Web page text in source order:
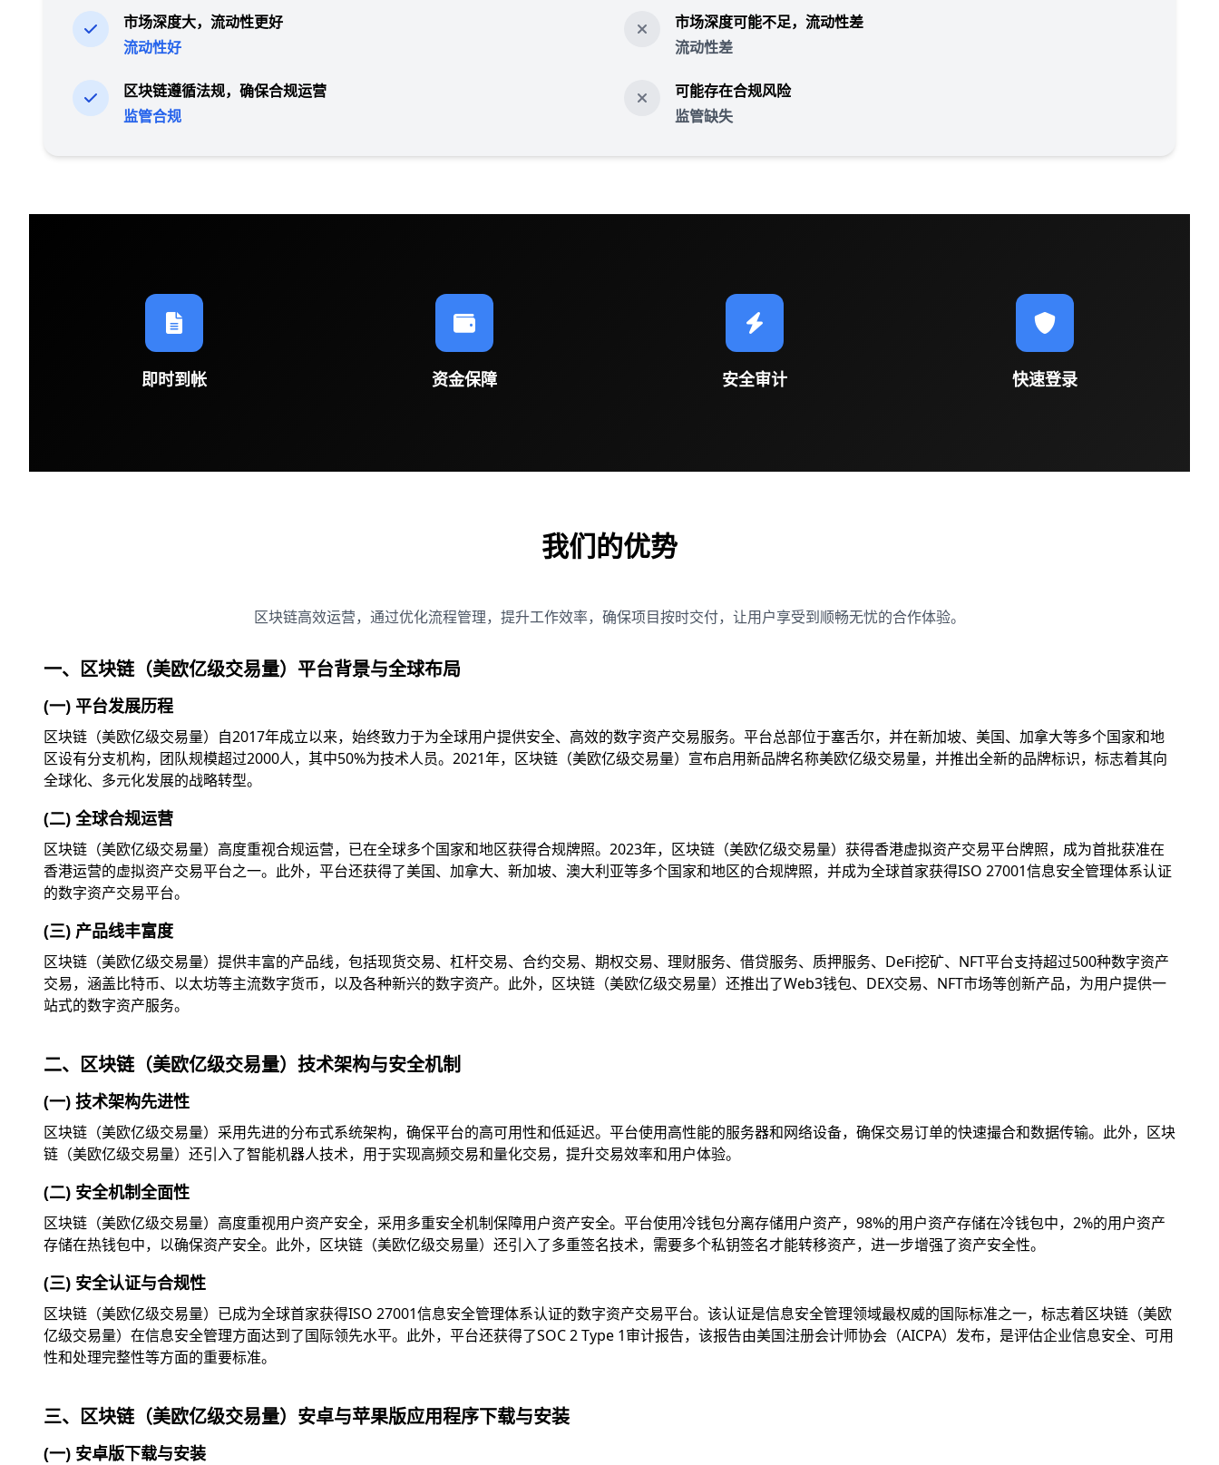
市场深度大，流动性更好
流动性好
区块链遵循法规，确保合规运营
监管合规
市场深度可能不足，流动性差
流动性差
可能存在合规风险
监管缺失
即时到帐 资金保障 安全审计 快速登录
我们的优势
区块链高效运营，通过优化流程管理，提升工作效率，确保项目按时交付，让用户享受到顺畅无忧的合作体验。
一、区块链（美欧亿级交易量）平台背景与全球布局
(一) 平台发展历程
区块链（美欧亿级交易量）自2017年成立以来，始终致力于为全球用户提供安全、高效的数字资产交易服务。平台总部位于塞舌尔，并在新加坡、美国、加拿大等多个国家和地
区设有分支机构，团队规模超过2000人，其中50%为技术人员。2021年，区块链（美欧亿级交易量）宣布启用新品牌名称美欧亿级交易量，并推出全新的品牌标识，标志着其向
全球化、多元化发展的战略转型。
(二) 全球合规运营
区块链（美欧亿级交易量）高度重视合规运营，已在全球多个国家和地区获得合规牌照。2023年，区块链（美欧亿级交易量）获得香港虚拟资产交易平台牌照，成为首批获准在
香港运营的虚拟资产交易平台之一。此外，平台还获得了美国、加拿大、新加坡、澳大利亚等多个国家和地区的合规牌照，并成为全球首家获得ISO 27001信息安全管理体系认证
的数字资产交易平台。
(三) 产品线丰富度
区块链（美欧亿级交易量）提供丰富的产品线，包括现货交易、杠杆交易、合约交易、期权交易、理财服务、借贷服务、质押服务、DeFi挖矿、NFT平台支持超过500种数字资产
交易，涵盖比特币、以太坊等主流数字货币，以及各种新兴的数字资产。此外，区块链（美欧亿级交易量）还推出了Web3钱包、DEX交易、NFT市场等创新产品，为用户提供一
站式的数字资产服务。
二、区块链（美欧亿级交易量）技术架构与安全机制
(一) 技术架构先进性
区块链（美欧亿级交易量）采用先进的分布式系统架构，确保平台的高可用性和低延迟。平台使用高性能的服务器和网络设备，确保交易订单的快速撮合和数据传输。此外，区块
链（美欧亿级交易量）还引入了智能机器人技术，用于实现高频交易和量化交易，提升交易效率和用户体验。
(二) 安全机制全面性
区块链（美欧亿级交易量）高度重视用户资产安全，采用多重安全机制保障用户资产安全。平台使用冷钱包分离存储用户资产，98%的用户资产存储在冷钱包中，2%的用户资产
存储在热钱包中，以确保资产安全。此外，区块链（美欧亿级交易量）还引入了多重签名技术，需要多个私钥签名才能转移资产，进一步增强了资产安全性。
(三) 安全认证与合规性
区块链（美欧亿级交易量）已成为全球首家获得ISO 27001信息安全管理体系认证的数字资产交易平台。该认证是信息安全管理领域最权威的国际标准之一，标志着区块链（美欧
亿级交易量）在信息安全管理方面达到了国际领先水平。此外，平台还获得了SOC 2 Type 1审计报告，该报告由美国注册会计师协会（AICPA）发布，是评估企业信息安全、可用
性和处理完整性等方面的重要标准。
三、区块链（美欧亿级交易量）安卓与苹果版应用程序下载与安装
(一) 安卓版下载与安装